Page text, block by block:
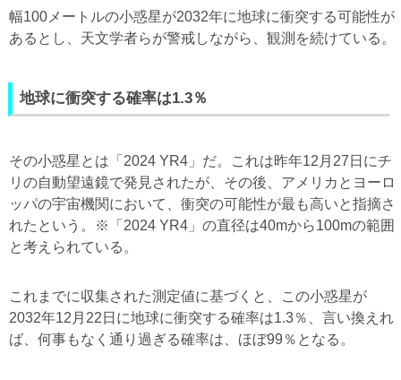
幅100メートルの小惑星が2032年に地球に衝突する可能性が
あるとし、天文学者らが警戒しながら、観測を続けている。
地球に衝突する確率は1.3％
その小惑星とは「2024 YR4」だ。これは昨年12月27日にチ
リの自動望遠鏡で発見されたが、その後、アメリカとヨーロ
ッパの宇宙機関において、衝突の可能性が最も高いと指摘さ
れたという。※「2024 YR4」の直径は40mから100mの範囲
と考えられている。
これまでに収集された測定値に基づくと、この小惑星が
2032年12月22日に地球に衝突する確率は1.3％、言い換えれ
ば、何事もなく通り過ぎる確率は、ほぼ99％となる。